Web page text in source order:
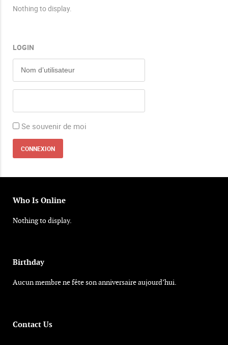
Nothing to display.
LOGIN
Se souvenir de moi
Who Is Online
Nothing to display.
Birthday
Aucun membre ne fête son anniversaire aujourd’hui.
Contact Us